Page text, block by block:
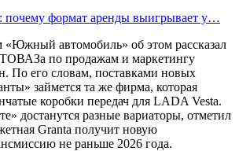
почему формат аренды выигрывает у…
«Южный автомобиль» об этом рассказал
по продажам и маркетингу
По его словам, поставками новых
займется та же фирма, которая
коробки передач для LADA Vesta.
достанутся разные вариаторы, отметил
Granta получит новую
не раньше 2026 года.